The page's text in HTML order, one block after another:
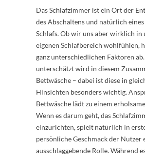
Das Schlafzimmer ist ein Ort der
des Abschaltens und natürlich
Schlafs. Ob wir uns aber wirklich in
eigenen Schlafbereich wohlfühlen,
ganz unterschiedlichen Faktoren
unterschätzt wird in diesem
Bettwäsche – dabei ist diese in
Hinsichten besonders wichtig.
Bettwäsche lädt zu einem
Wenn es darum geht, das
einzurichten, spielt natürlich in
persönliche Geschmack der Nutzer
ausschlaggebende Rolle. Während